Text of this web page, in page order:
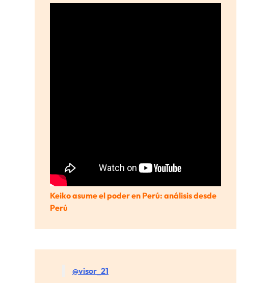
Keiko asume el poder en Perú: análisis desde
Perú
@visor_21